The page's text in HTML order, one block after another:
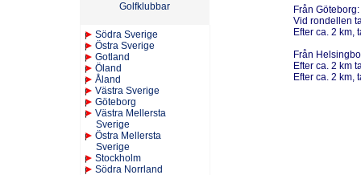
Golfklubbar
Södra Sverige
Östra Sverige
Gotland
Öland
Åland
Västra Sverige
Göteborg
Västra Mellersta
Sverige
Östra Mellersta
Sverige
Stockholm
Södra Norrland
Från Göteborg:
Vid rondellen
Efter ca. 2 km,
Från
Efter ca. 2 km
Efter ca. 2 km,